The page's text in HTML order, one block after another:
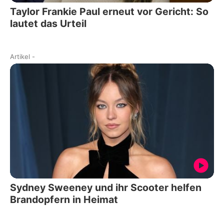
Taylor Frankie Paul erneut vor Gericht: So
lautet das Urteil
Artikel -
Sydney Sweeney und ihr Scooter helfen
Brandopfern in Heimat